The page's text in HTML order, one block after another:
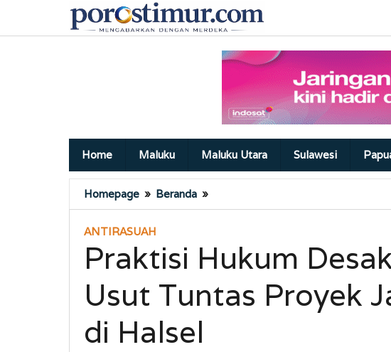
konten
Home Maluku Maluku Utara Sulawesi
Homepage » Beranda »
Hukum
Malut
Usut
Tuntas
Proyek
ANTIRASUAH
Praktisi Hukum
Usut Tuntas Proyek
di Halsel